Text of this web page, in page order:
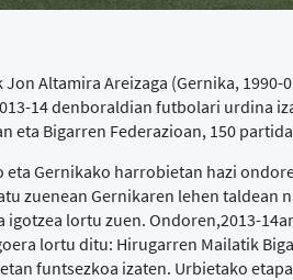
Jon Altamira Areizaga (Gernika,
14 denboraldian futbolari urdina
eta Bigarren Federazioan, 150
eta Gernikako harrobietan hazi
zuenean Gernikaren lehen
igotzea lortu zuen. Ondoren,2013-
lortu ditu: Hirugarren Mailatik
funtsezkoa izaten. Urbietako